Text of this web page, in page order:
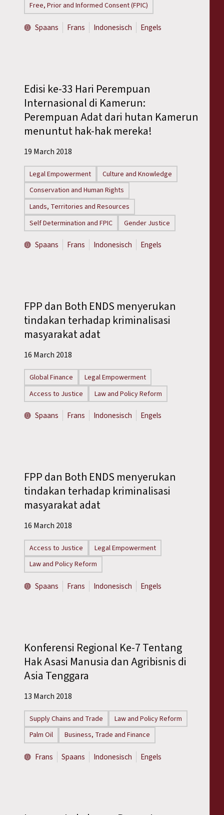
Free, Prior and Informed Consent (FPIC)
Spaans Frans Indonesisch Engels
Edisi ke-33 Hari Perempuan
Internasional di Kamerun:
Perempuan Adat dari hutan Kamerun
menuntut hak-hak mereka!
19 March 2018
Legal Empowerment
Culture and Knowledge
Conservation and Human Rights
Lands, Territories and Resources
Self Determination and FPIC
Gender Justice
Spaans Frans Indonesisch Engels
FPP dan Both ENDS menyerukan
tindakan terhadap kriminalisasi
masyarakat adat
16 March 2018
Global Finance
Legal Empowerment
Access to Justice
Law and Policy Reform
Spaans Frans Indonesisch Engels
FPP dan Both ENDS menyerukan
tindakan terhadap kriminalisasi
masyarakat adat
16 March 2018
Access to Justice
Legal Empowerment
Law and Policy Reform
Spaans Frans Indonesisch Engels
Konferensi Regional Ke-7 Tentang
Hak Asasi Manusia dan Agribisnis di
Asia Tenggara
13 March 2018
Supply Chains and Trade
Law and Policy Reform
Palm Oil
Business, Trade and Finance
Frans Spaans Indonesisch Engels